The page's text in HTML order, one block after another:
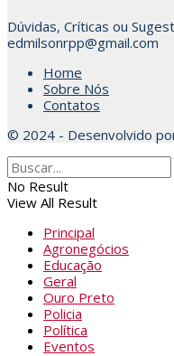
Dúvidas, Críticas ou
edmilsonrpp@gmail.com
Home
Sobre Nós
Contatos
© 2024 - Desenvolvido
No Result
View All Result
Principal
Agronegócios
Educação
Geral
Ouro Preto
Policia
Política
Eventos